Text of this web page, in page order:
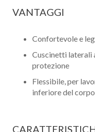
VANTAGGI
Confortevole e
Cuscinetti laterali
protezione
Flessibile, per
inferiore del corpo